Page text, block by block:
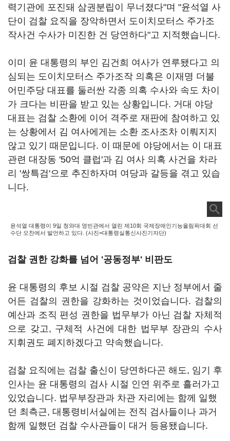
력기관에 포진돼 삼권분립이 무너졌다"며 "윤석열 사
단이 검찰 요직을 장악하면서 도이치모터스 주가조
작사건 수사가 미진한 건 당연하다"고 지적했습니다.
이미 윤 대통령의 부인 김건희 여사가 연루됐다고 의
심되는 도이치모터스 주가조작 의혹은 이재명 더불
어민주당 대표를 둘러싼 각종 의혹 수사와 속도 차이
가 크다는 비판을 받고 있는 상황입니다. 거대 야당
대표는 검찰 소환에 이어 격주로 재판에 참여하고 있
는 상황에서 김 여사에게는 소환 조사조차 이뤄지지
않고 있기 때문입니다. 이 때문에 야당에서는 이 대표
관련 대장동 '50억 클럽'과 김 여사 의혹 사건을 차라
리 '쌍특검'으로 추진하자며 여당과 갈등을 겪고 있습
니다.
윤석열 대통령이 9일 청와대 영빈관에서 열린 제10회 국제장애인기능올림픽대회 선
수단 오찬에서 발언하고 있다. (사진=대통령실통신사진기자단)
검찰 권한 강화를 넘어 '공동정부' 비판도
윤 대통령의 후보 시절 검찰 공약은 지난 정부에서 줄
어든 검찰의 권한을 강화하는 것이었습니다. 검찰의
예산과 조직 편성 권한을 법무부가 아닌 검찰 자체적
으로 갖고, 구체적 사건에 대한 법무부 장관의 수사
지휘권도 폐지하겠다고 약속했습니다.
검찰 요직에는 검찰 출신이 당연하다곤 해도, 임기 후
인사는 윤 대통령의 검사 시절 인연 위주로 흘러가고
있었습니다. 법무부장관과 차관 자리에는 함께 일했
던 최측근, 대통령비서실에는 전직 검사들이나 과거
함께 일했던 검찰 수사관들이 대거 등용됐습니다.